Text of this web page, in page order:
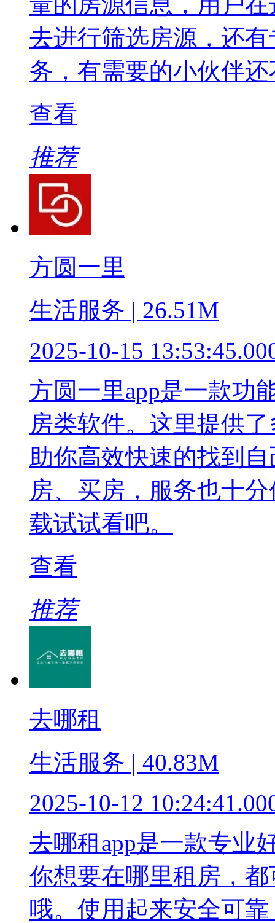
去进行筛选房源，还
务，有需要的小伙伴
查看
推荐
方圆一里
生活服务 | 26.51M
2025-10-15
方圆一里app是一款功
房类软件。这里提供
助你高效快速的找到
房、买房，服务也十
载试试看吧。
查看
推荐
去哪租
生活服务 | 40.83M
2025-10-12
去哪租app是一款专业
你想要在哪里租房，
哦。使用起来安全可